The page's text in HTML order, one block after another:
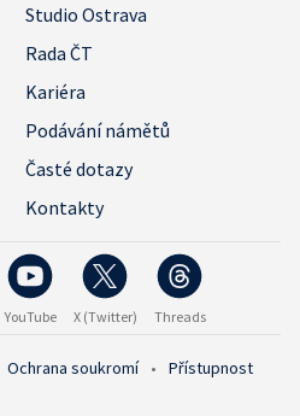
Studio Ostrava
Rada ČT
Kariéra
Podávání námětů
Časté dotazy
Kontakty
YouTube X (Twitter) Threads
Ochrana soukromí • Přístupnost